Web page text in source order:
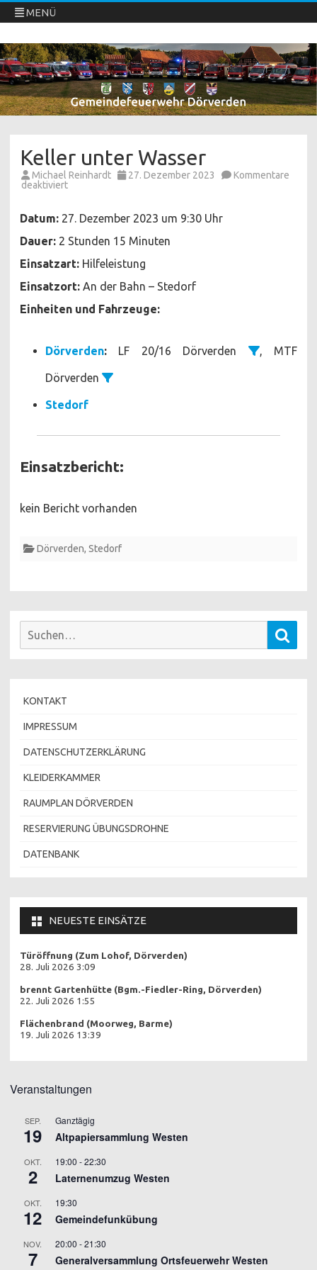
MENÜ
Freiwillige Feuerwehren Dörverden
Direkt
zum
Inhalt
springen
Keller unter Wasser
Michael Reinhardt 27. Dezember 2023
Kommentare
deaktiviertfür
Wasser
Datum: 27. Dezember 2023 um 9:30 Uhr
Dauer: 2 Stunden 15 Minuten
Einsatzart: Hilfeleistung
Einsatzort: An der Bahn – Stedorf
Einheiten und Fahrzeuge:
Dörverden: LF 20/16 Dörverden , MTF
Dörverden
Stedorf
Einsatzbericht:
kein Bericht vorhanden
Dörverden, Stedorf
Suchen
KONTAKT
IMPRESSUM
DATENSCHUTZERKLÄRUNG
KLEIDERKAMMER
RAUMPLAN DÖRVERDEN
RESERVIERUNG ÜBUNGSDROHNE
DATENBANK
NEUESTE EINSÄTZE
Türöffnung (Zum Lohof, Dörverden)
28. Juli 2026 3:09
brennt Gartenhütte (Bgm.-Fiedler-Ring, Dörverden)
22. Juli 2026 1:55
Flächenbrand (Moorweg, Barme)
19. Juli 2026 13:39
Veranstaltungen
SEP.
19
Ganztägig
Altpapiersammlung Westen
OKT.
2
19:00 -22:30
Laternenumzug Westen
OKT.
12
19:30
Gemeindefunkübung
NOV.
7
20:00 -21:30
Generalversammlung Ortsfeuerwehr Westen